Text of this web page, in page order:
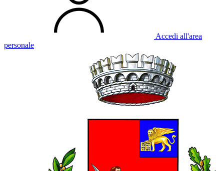
Accedi all'area
personale